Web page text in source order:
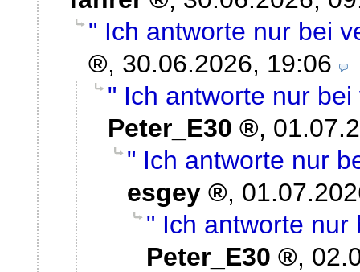
" Ich antworte nur bei
, 30.06.2026, 19:06
" Ich antworte nur
Peter_E30
,
" Ich antworte nur
esgey
,
" Ich antworte nur
Peter_E30
,